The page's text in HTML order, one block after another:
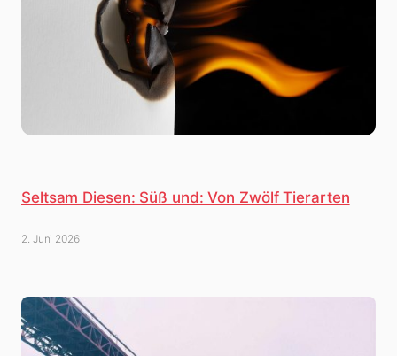
Seltsam Diesen: Süß und: Von Zwölf Tierarten
2. Juni 2026